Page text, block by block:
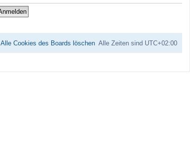
t
e
i
g
Alle Zeiten sind UTC+02:00
Alle Cookies des Boards löschen